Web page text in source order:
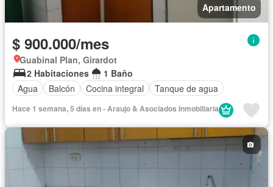
Apartamento
$ 900.000/mes
Guabinal Plan, Girardot
2 Habitaciones
1 Baño
Agua
Balcón Cocina integral Tanque de agua
Hace 1 semana, 5 días en - Araujo & Asociados Inmobiliaria